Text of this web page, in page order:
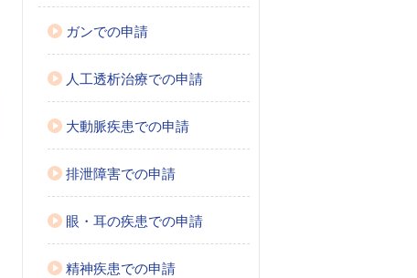
ガンでの申請
人工透析治療での申請
大動脈疾患での申請
排泄障害での申請
眼・耳の疾患での申請
精神疾患での申請